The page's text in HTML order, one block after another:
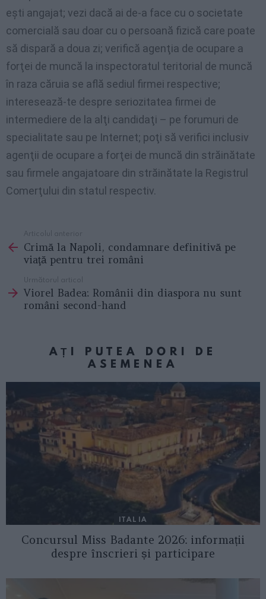
eşti angajat; vezi dacă ai de-a face cu o societate
comercială sau doar cu o persoană fizică care poate
să dispară a doua zi; verifică agenţia de ocupare a
forţei de muncă la inspectoratul teritorial de muncă
în raza căruia se află sediul firmei respective;
interesează-te despre seriozitatea firmei de
intermediere de la alţi candidaţi – pe forumuri de
specialitate sau pe Internet; poţi să verifici inclusiv
agenţii de ocupare a forţei de muncă din străinătate
sau firmele angajatoare din străinătate la Registrul
Comerţului din statul respectiv.
more
Articolul anterior
Crimă la Napoli, condamnare definitivă pe
viaţă pentru trei români
Următorul articol
Viorel Badea: Românii din diaspora nu sunt
români second-hand
AȚI PUTEA DORI DE
ASEMENEA
ITALIA
Concursul Miss Badante 2026: informații
despre înscrieri și participare